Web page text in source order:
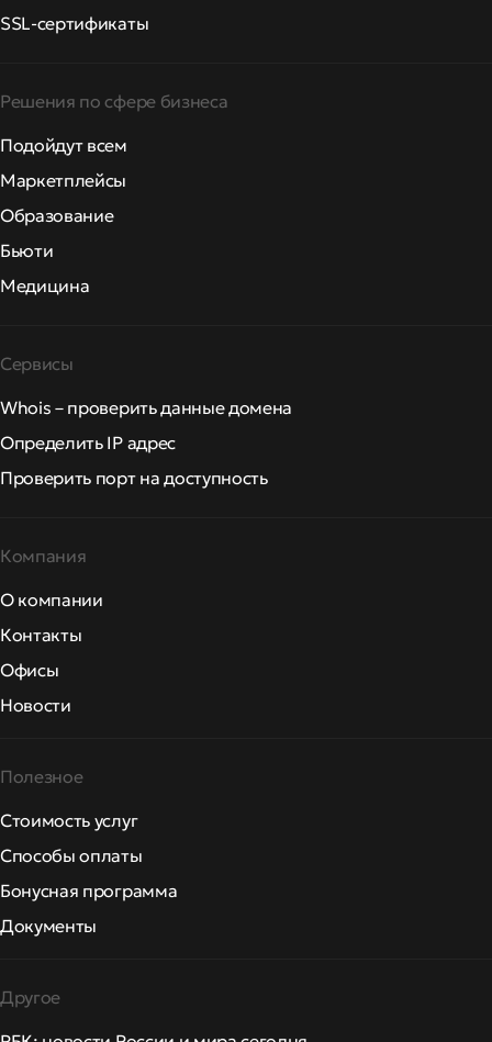
SSL-сертификаты
Решения по сфере бизнеса
Подойдут всем
Маркетплейсы
Образование
Бьюти
Медицина
Сервисы
Whois – проверить данные домена
Определить IP адрес
Проверить порт на доступность
Компания
О компании
Контакты
Офисы
Новости
Полезное
Стоимость услуг
Способы оплаты
Бонусная программа
Документы
Другое